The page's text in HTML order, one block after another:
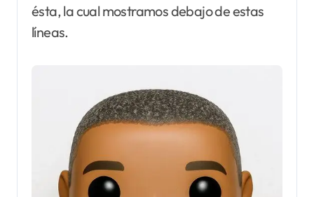
ésta, la cual mostramos debajo de estas
líneas.